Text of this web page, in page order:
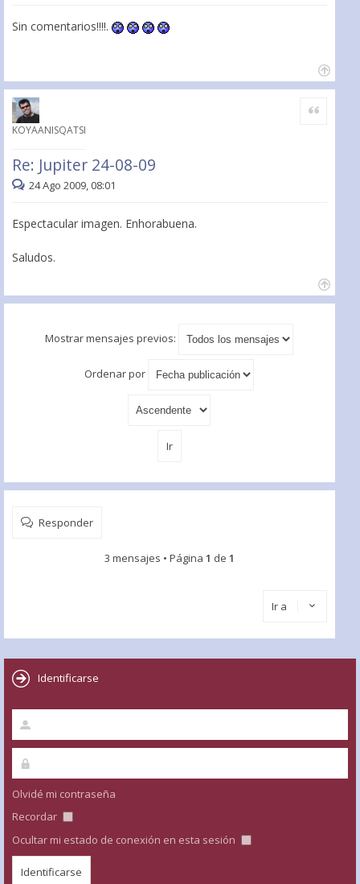
Sin comentarios!!!!.
KOYAANISQATSI
Re: Jupiter 24-08-09
Citar
24 Ago 2009, 08:01
Espectacular imagen. Enhorabuena.
Saludos.
Mostrar mensajes previos:
Ordenar por
Responder
3 mensajes • Página 1 de 1
Ir a
Identificarse
Olvidé mi contraseña
Recordar
Ocultar mi estado de conexión en esta sesión